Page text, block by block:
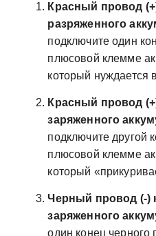
Красный провод
разряженного
подключите один
плюсовой клемме
который нуждается
Красный провод
заряженного
подключите другой
плюсовой клемме
который
Черный провод (-)
заряженного
один конец черного